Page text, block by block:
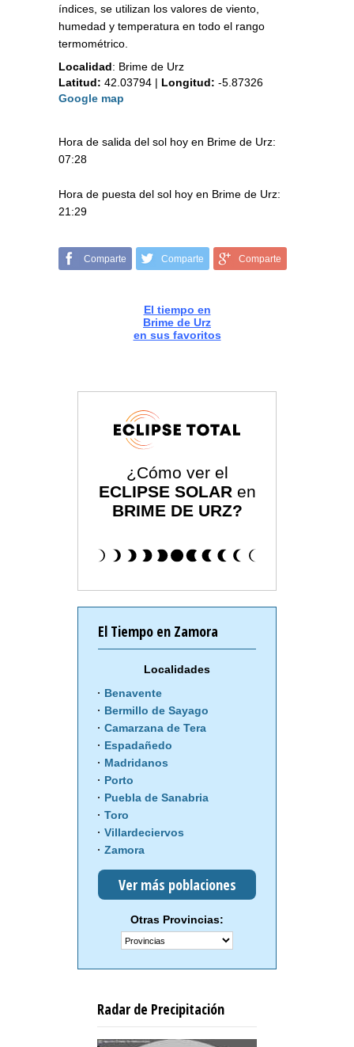
índices, se utilizan los valores de viento,
humedad y temperatura en todo el rango
termométrico.
Localidad: Brime de Urz
Latitud: 42.03794 | Longitud: -5.87326
Google map
Hora de salida del sol hoy en Brime de Urz:
07:28
Hora de puesta del sol hoy en Brime de Urz:
21:29
Comparte Comparte Comparte
El tiempo en
Brime de Urz
en sus favoritos
¿Cómo ver el
ECLIPSE SOLAR en
BRIME DE URZ?
El Tiempo en Zamora
Localidades
Benavente
Bermillo de Sayago
Camarzana de Tera
Espadañedo
Madridanos
Porto
Puebla de Sanabria
Toro
Villardeciervos
Zamora
Ver más poblaciones
Otras Provincias:
Radar de Precipitación